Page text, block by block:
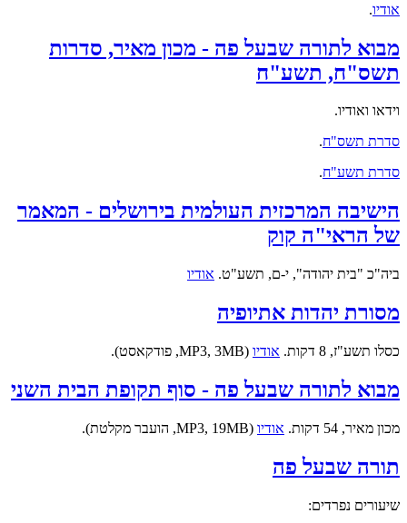
אודיו.
מבוא לתורה שבעל פה - מכון מאיר, סדרות
תשס"ח, תשע"ח
וידאו ואודיו.
סדרת תשס"ח.
סדרת תשע"ח.
הישיבה המרכזית העולמית בירושלים - המאמר
של הראי"ה קוק
ביה"כ "בית יהודה", י-ם, תשע"ט. אודיו
מסורת יהדות אתיופיה
כסלו תשע"ז, 8 דקות. אודיו (MP3, 3MB, פודקאסט).
מבוא לתורה שבעל פה - סוף תקופת הבית השני
מכון מאיר, 54 דקות. אודיו (MP3, 19MB, הועבר מקלטת).
תורה שבעל פה
שיעורים נפרדים: